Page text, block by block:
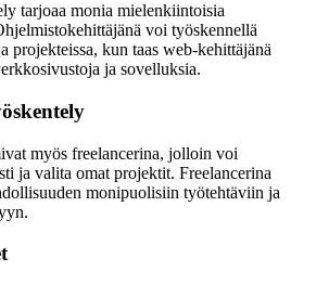
tarjoaa monia mielenkiintoisia
voi työskennellä
projekteissa, kun taas web-kehittäjänä
ja sovelluksia.
myös freelancerina, jolloin voi
ja valita omat projektit. Freelancerina
monipuolisiin työtehtäviin ja